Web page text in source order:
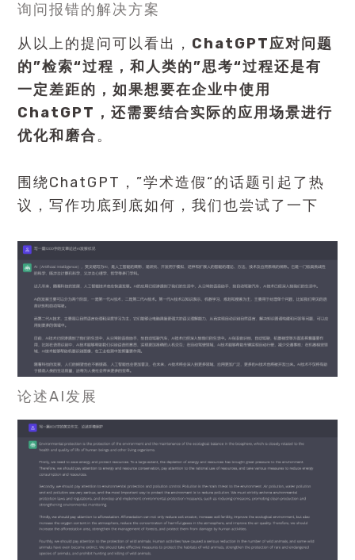
询问报错的解决方案
从以上的提问可以看出， ChatGPT应对问题
的”检索“过程，和人类的”思考“过程还是有
一定差距的，如果想要在企业中使用
ChatGPT，还需要结合实际的应用场景进行
优化和磨合。
围绕ChatGPT，”学术造假“的话题引起了热
议，写作功底到底如何，我们也尝试了一下
论述AI发展